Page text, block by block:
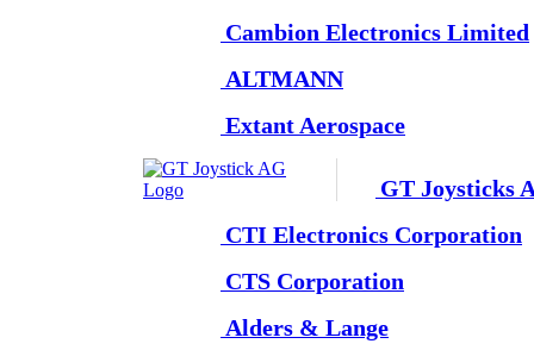
Cambion Electronics Limited
ALTMANN
Extant Aerospace
GT Joysticks
CTI Electronics Corporation
CTS Corporation
Alders & Lange